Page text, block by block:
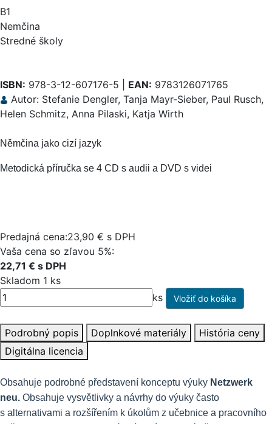
B1
Nemčina
Stredné školy
ISBN: 978-3-12-607176-5 | EAN: 9783126071765
Autor: Stefanie Dengler, Tanja Mayr-Sieber, Paul Rusch,
Helen Schmitz, Anna Pilaski, Katja Wirth
Němčina jako cizí jazyk
Metodická příručka se 4 CD s audii a DVD s videi
Predajná cena:23,90 € s DPH
Vaša cena so zľavou 5%:
22,71 € s DPH
Skladom 1 ks
ks
Podrobný popis Doplnkové materiály
História ceny
Digitálna licencia
Obsahuje podrobné představení konceptu výuky Netzwerk
neu. Obsahuje vysvětlivky a návrhy do výuky často
s alternativami a rozšířením k úkolům z učebnice a pracovního